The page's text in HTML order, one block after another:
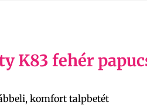
K83 fehér
komfort talpbetét